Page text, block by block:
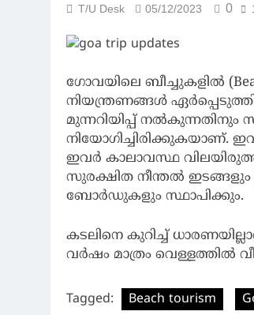
T/U Desk 05/12/2023 0
ഗോവയിലെ ബീച്ചുകളില്‍
നിയന്ത്രണങ്ങള്‍
മുന്നറിയിപ്പ്
നിയോഗിച്ചിരിക്കുകയാണ്.
ഇവർ കാലാവസ്ഥ
സുരക്ഷിത നീന്തൽ ഇടങ്ങളും
ബോർഡുകളും സ്ഥാപിക്കും.
കടലിനെ കുറിച്ച്
വർഷം മാത്രം വെള്ളത്തിൽ
Tagged: Beach tourism